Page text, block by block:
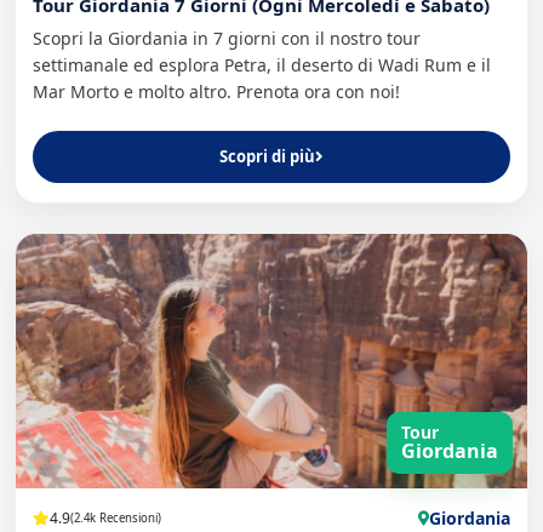
Tour Giordania 7 Giorni (Ogni Mercoledì e Sabato)
Scopri la Giordania in 7 giorni con il nostro tour
settimanale ed esplora Petra, il deserto di Wadi Rum e il
Mar Morto e molto altro. Prenota ora con noi!
Scopri di più
Tour
Giordania
4.9(2.4k Recensioni) Giordania